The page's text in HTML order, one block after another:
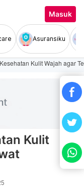
Masuk
Asuransiku
Kulit Wajah agar
Kulit